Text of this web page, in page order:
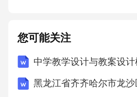
提供虚假销售信息，甲方有权
费，并要求乙方限期改正。如
给甲方造成损失的，甲方有权
您可能关注
中学教学设计与教案设计